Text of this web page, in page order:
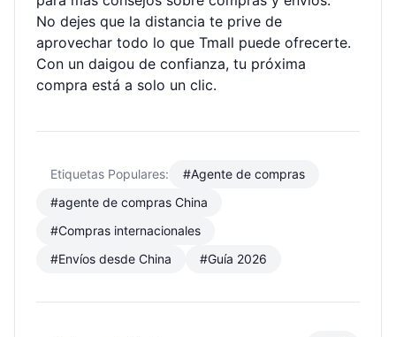
No dejes que la distancia te prive de
aprovechar todo lo que Tmall puede ofrecerte.
Con un daigou de confianza, tu próxima
compra está a solo un clic.
Etiquetas Populares:
#Agente de compras
#agente de compras China
#Compras internacionales
#Envíos desde China
#Guía 2026